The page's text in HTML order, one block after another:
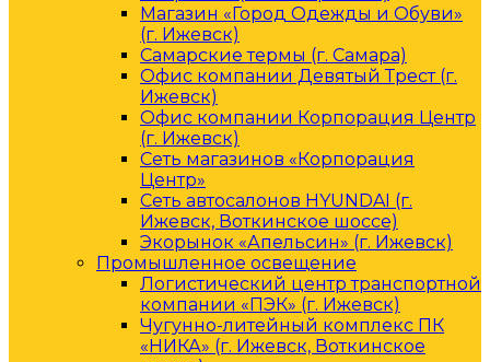
Магазин «Город Одежды и Обуви»
(г. Ижевск)
Самарские термы (г. Самара)
Офис компании Девятый Трест (г.
Ижевск)
Офис компании Корпорация Центр
(г. Ижевск)
Сеть магазинов «Корпорация
Центр»
Сеть автосалонов HYUNDAI (г.
Ижевск, Воткинское шоссе)
Экорынок «Апельсин» (г. Ижевск)
Промышленное освещение
Логистический центр транспортной
компании «ПЭК» (г. Ижевск)
Чугунно-литейный комплекс ПК
«НИКА» (г. Ижевск, Воткинское